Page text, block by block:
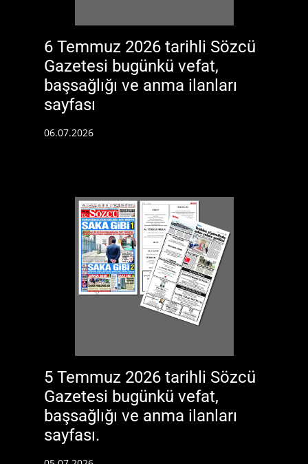
6 Temmuz 2026 tarihli Sözcü
Gazetesi bugünkü vefat,
başsağlığı ve anma ilanları
sayfası
06.07.2026
5 Temmuz 2026 tarihli Sözcü
Gazetesi bugünkü vefat,
başsağlığı ve anma ilanları
sayfası.